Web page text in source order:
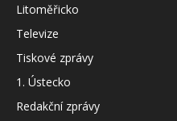
Litoměřicko
Televize
Tiskové zprávy
1. Ústecko
Redakční zprávy